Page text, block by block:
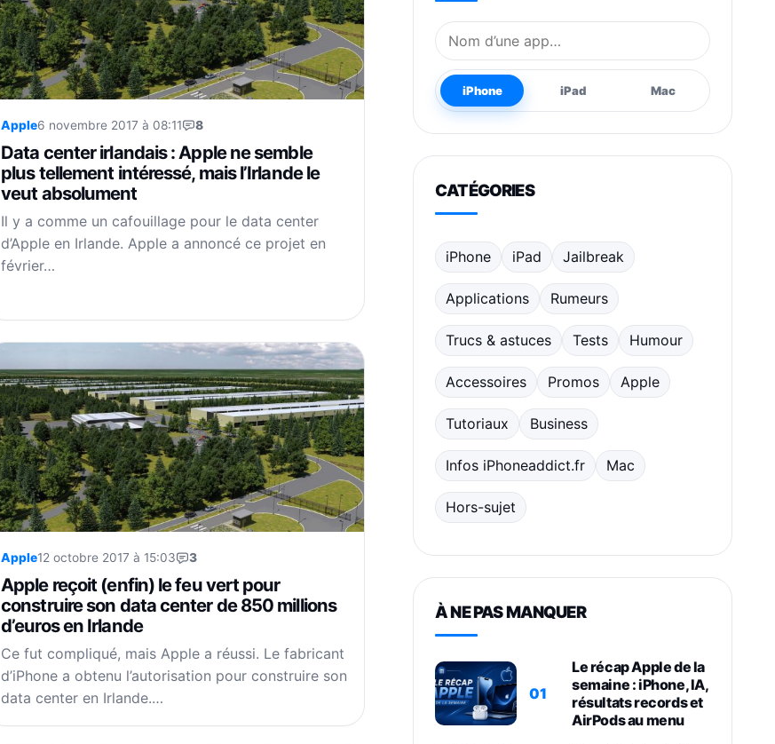
Apple6 novembre 2017 à 08:11 8
Data center irlandais : Apple ne semble
plus tellement intéressé, mais l’Irlande le
veut absolument
Il y a comme un cafouillage pour le data center
d’Apple en Irlande. Apple a annoncé ce projet en
février…
Apple12 octobre 2017 à 15:03 3
Apple reçoit (enfin) le feu vert pour
construire son data center de 850 millions
d’euros en Irlande
Ce fut compliqué, mais Apple a réussi. Le fabricant
d’iPhone a obtenu l’autorisation pour construire son
data center en Irlande.…
Nom de l’application
iPhone iPad Mac
CATÉGORIES
iPhone iPad Jailbreak
Applications Rumeurs
Trucs & astuces Tests Humour
Accessoires Promos Apple
Tutoriaux Business
Infos iPhoneaddict.fr Mac
Hors-sujet
À NE PAS MANQUER
01
Le récap Apple de la
semaine : iPhone, IA,
résultats records et
AirPods au menu